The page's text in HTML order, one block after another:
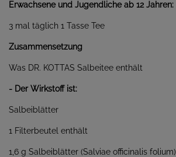
Erwachsene und Jugendliche ab 12 Jahren:
3 mal täglich 1 Tasse Tee
Zusammensetzung
Was DR. KOTTAS Salbeitee enthält
- Der Wirkstoff ist:
Salbeiblätter
1 Filterbeutel enthält
1,6 g Salbeiblätter (Salviae officinalis folium)